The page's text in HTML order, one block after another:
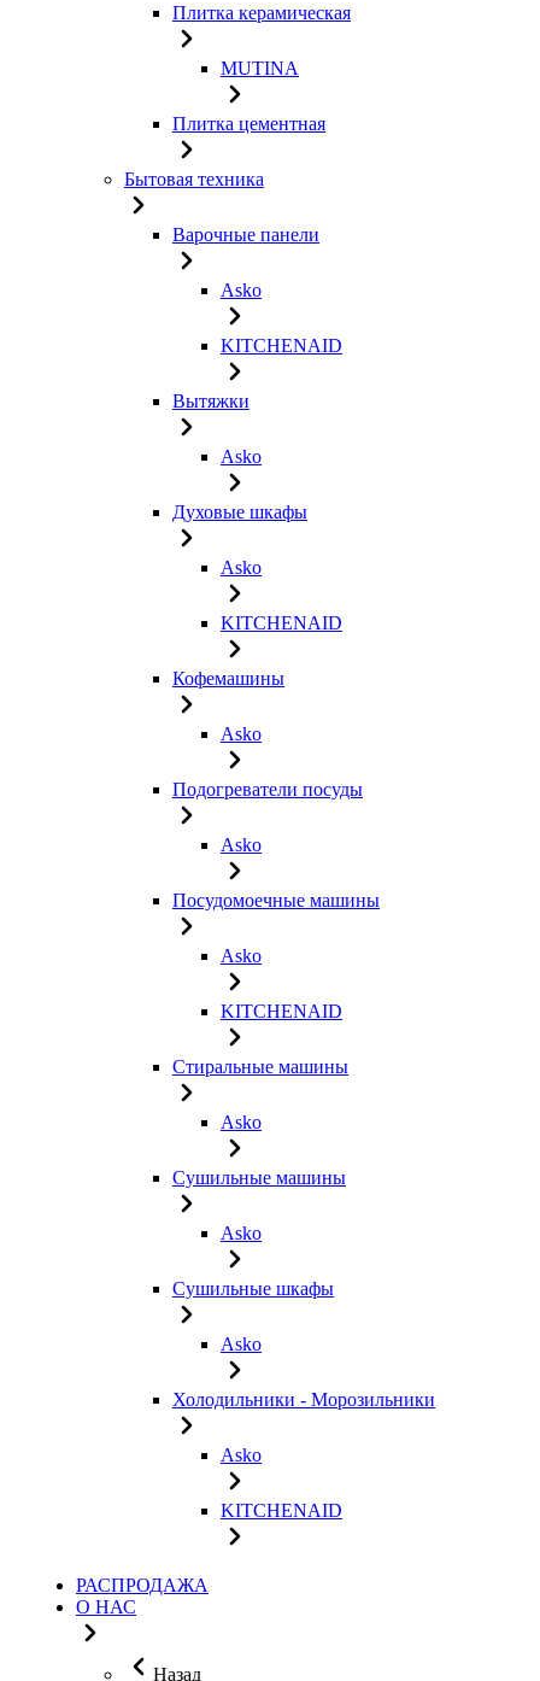
Плитка керамическая
MUTINA
Плитка цементная
Бытовая техника
Варочные панели
Asko
KITCHENAID
Вытяжки
Asko
Духовые шкафы
Asko
KITCHENAID
Кофемашины
Asko
Подогреватели посуды
Asko
Посудомоечные машины
Asko
KITCHENAID
Стиральные машины
Asko
Сушильные машины
Asko
Сушильные шкафы
Asko
Холодильники - Морозильники
Asko
KITCHENAID
РАСПРОДАЖА
О НАС
Назад